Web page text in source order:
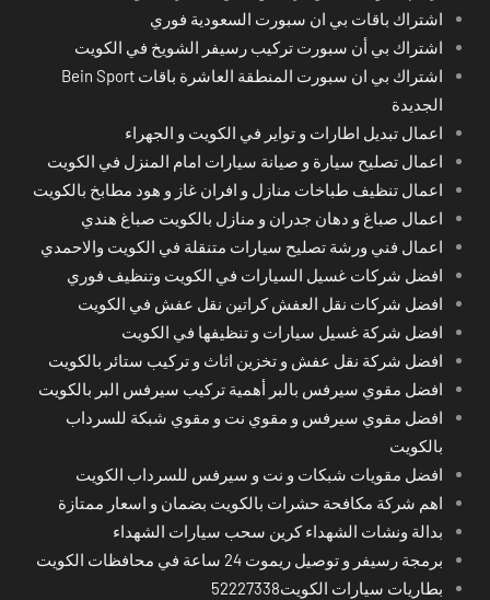
اشتراك باقات بي ان سبورت السعودية فوري
اشتراك بي أن سبورت تركيب رسيفر الشويخ في الكويت
اشتراك بي ان سبورت المنطقة العاشرة باقات Bein Sport
الجديدة
اعمال تبديل اطارات و تواير في الكويت و الجهراء
اعمال تصليح سيارة و صيانة سيارات امام المنزل في الكويت
اعمال تنظيف طباخات منازل و افران غاز و هود مطابخ بالكويت
اعمال صباغ و دهان جدران و منازل بالكويت صباغ هندي
اعمال فني ورشة تصليح سيارات متنقلة في الكويت والاحمدي
افضل شركات غسيل السيارات في الكويت وتنظيف فوري
افضل شركات نقل العفش كراتين نقل عفش في الكويت
افضل شركة غسيل سيارات و تنظيفها في الكويت
افضل شركة نقل عفش و تخزين اثاث و تركيب ستائر بالكويت
افضل مقوي سيرفس بالبر أهمية تركيب سيرفس البر بالكويت
افضل مقوي سيرفس و مقوي نت و مقوي شبكة للسرداب
بالكويت
افضل مقويات شبكات و نت و سيرفس للسرداب الكويت
اهم شركة مكافحة حشرات بالكويت بضمان و اسعار ممتازة
بدالة ونشات الشهداء كرين سحب سيارات الشهداء
برمجة رسيفر و توصيل ريموت 24 ساعة في محافظات الكويت
بطاريات سيارات الكويت52227338